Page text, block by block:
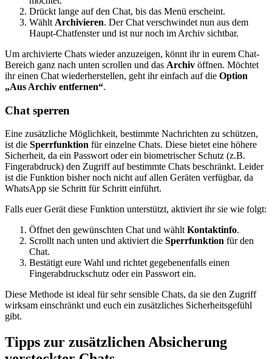
Drückt lange auf den Chat, bis das Menü erscheint.
Wählt Archivieren. Der Chat verschwindet nun aus dem
Haupt-Chatfenster und ist nur noch im Archiv sichtbar.
Um archivierte Chats wieder anzuzeigen, könnt ihr in eurem Chat-
Bereich ganz nach unten scrollen und das Archiv öffnen. Möchtet
ihr einen Chat wiederherstellen, geht ihr einfach auf die Option
„Aus Archiv entfernen“.
Chat sperren
Eine zusätzliche Möglichkeit, bestimmte Nachrichten zu schützen,
ist die Sperrfunktion für einzelne Chats. Diese bietet eine höhere
Sicherheit, da ein Passwort oder ein biometrischer Schutz (z.B.
Fingerabdruck) den Zugriff auf bestimmte Chats beschränkt. Leider
ist die Funktion bisher noch nicht auf allen Geräten verfügbar, da
WhatsApp sie Schritt für Schritt einführt.
Falls euer Gerät diese Funktion unterstützt, aktiviert ihr sie wie folgt:
Öffnet den gewünschten Chat und wählt Kontaktinfo.
Scrollt nach unten und aktiviert die Sperrfunktion für den
Chat.
Bestätigt eure Wahl und richtet gegebenenfalls einen
Fingerabdruckschutz oder ein Passwort ein.
Diese Methode ist ideal für sehr sensible Chats, da sie den Zugriff
wirksam einschränkt und euch ein zusätzliches Sicherheitsgefühl
gibt.
Tipps zur zusätzlichen Absicherung